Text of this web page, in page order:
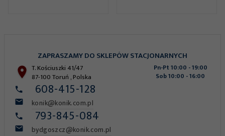
608-415-128
konik@konik.com.pl
ZAPRASZAMY DO SKLEPÓW STACJONARNYCH
T. Kościuszki 41/47
87-100Toruń ,Polska
Pn-Pt 10:00 - 19:00
Sob 10:00 - 16:00
793-845-084
bydgoszcz@konik.com.pl